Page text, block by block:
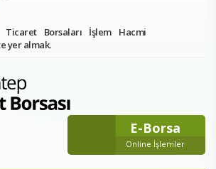
Ticaret Borsaları İşlem Hacmi
yer almak.
E-Borsa
Online İşlemler